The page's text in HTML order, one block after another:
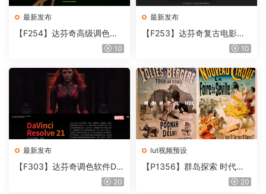
最新发布
【F254】达芬奇高级调色插
件 Contour V2.2.2 WinMac10
最新发布
【F253】达芬奇复古电影胶
片质感DCTL节点调色预设 M
T V4.0
10
最新发布
【F303】达芬奇调色软件Da
Vinci Resolve Studio21.0.320
lut视频预设
【P1356】群岛探索 时代马
戏团 – QUEST 60 调色预设A
20